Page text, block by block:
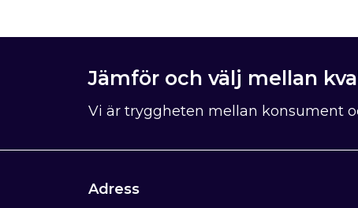
Jämför och välj mellan
Vi är tryggheten mellan konsument
Adress